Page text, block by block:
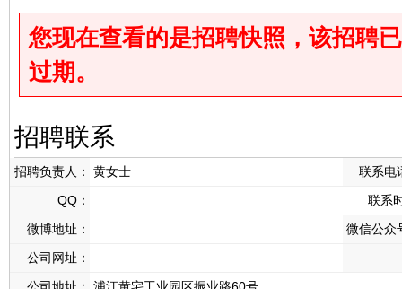
您现在查看的是招聘快照，该招聘
过期。
招聘联系
招聘负责人： 黄女士
联系电
QQ：
联系
微博地址：
微信公众
公司网址：